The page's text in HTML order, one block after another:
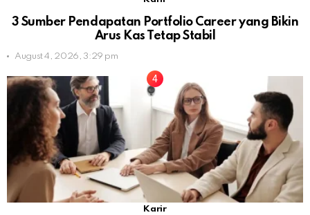
3 Sumber Pendapatan Portfolio Career yang Bikin
Arus Kas Tetap Stabil
August 4, 2026, 3:29 pm
Karir